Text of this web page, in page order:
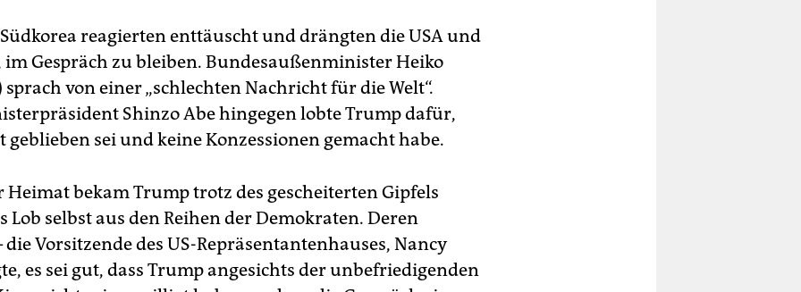
reagierten enttäuscht und drängten die USA und
im Gespräch zu bleiben. Bundesaußenminister Heiko
sprach von einer „schlechten Nachricht für die Welt“.
Shinzo Abe hingegen lobte Trump dafür,
geblieben sei und keine Konzessionen gemacht habe.
Heimat bekam Trump trotz des gescheiterten Gipfels
Lob selbst aus den Reihen der Demokraten. Deren
Vorsitzende des US-Repräsentantenhauses, Nancy
es sei gut, dass Trump angesichts der unbefriedigenden